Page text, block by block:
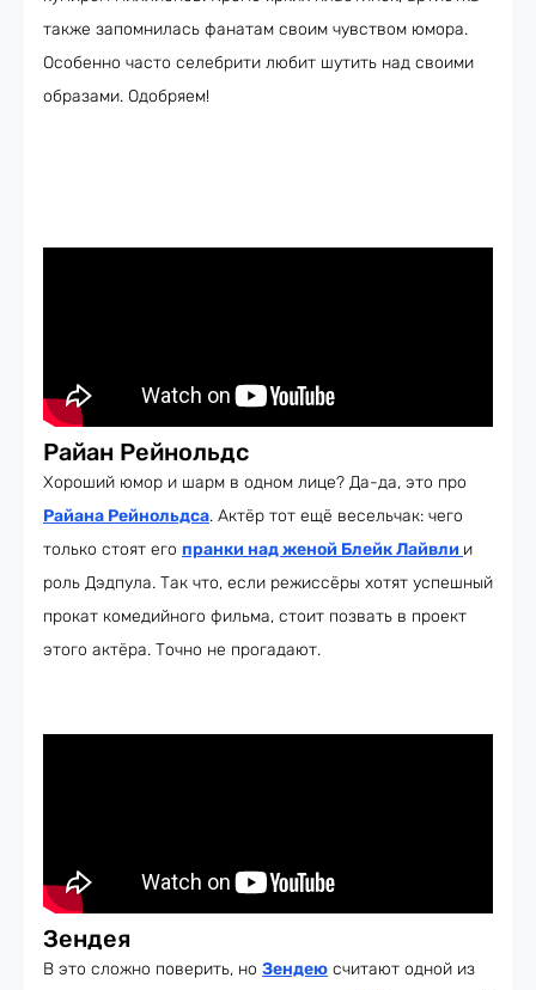
также запомнилась фанатам своим чувством юмора.
Особенно часто селебрити любит шутить над своими
образами. Одобряем!
Райан Рейнольдс
Хороший юмор и шарм в одном лице? Да-да, это про
Райана Рейнольдса. Актёр тот ещё весельчак: чего
только стоят его пранки над женой Блейк Лайвли и
роль Дэдпула. Так что, если режиссёры хотят успешный
прокат комедийного фильма, стоит позвать в проект
этого актёра. Точно не прогадают.
Зендея
В это сложно поверить, но Зендею считают одной из